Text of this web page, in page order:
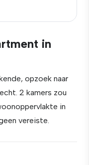
in
opzoek naar
2 kamers zou
in
vereiste.